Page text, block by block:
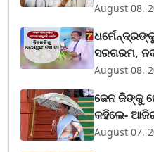
August 08,
ସରଗରମ,
August 08,
ଜେନ ଜିଙ୍କୁ
କହିଲେ-
August 07,